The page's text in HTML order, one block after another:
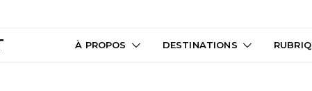
À PROPOS DESTINATIONS